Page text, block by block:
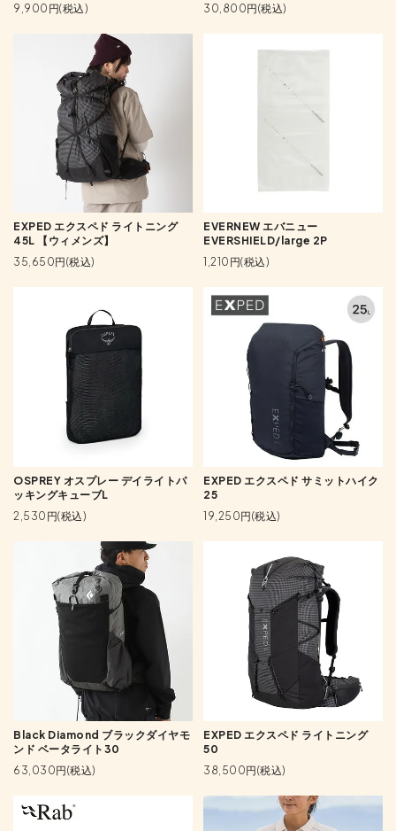
9,900円(税込)
30,800円(税込)
EXPED エクスペド ライトニング
45L 【ウィメンズ】
35,650円(税込)
EVERNEW エバニュー
EVERSHIELD/large 2P
1,210円(税込)
OSPREY オスプレー デイライトパ
ッキングキューブL
2,530円(税込)
EXPED エクスペド サミットハイク
25
19,250円(税込)
Black Diamond ブラックダイヤモ
ンド ベータライト30
63,030円(税込)
EXPED エクスペド ライトニング
50
38,500円(税込)